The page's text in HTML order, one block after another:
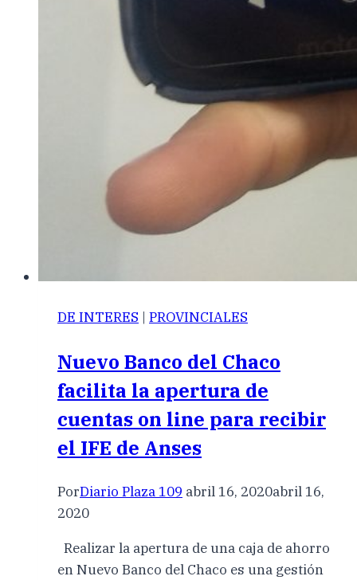
DE INTERES | PROVINCIALES
Nuevo Banco del Chaco
facilita la apertura de
cuentas on line para recibir
el IFE de Anses
PorDiario Plaza 109 abril 16, 2020abril 16,
2020
Realizar la apertura de una caja de ahorro
en Nuevo Banco del Chaco es una gestión